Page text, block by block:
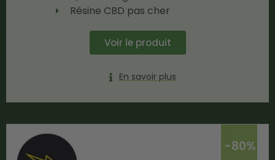
Résine CBD pas cher
Voir le produit
En savoir plus
-80%